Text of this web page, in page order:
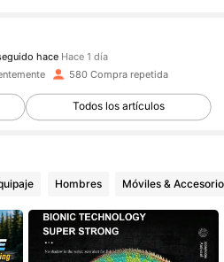
hace Hace 1 día
Seguidores
Seguidores
Seguidores
580 Compra repetida
Todos los artículos
Hombres Móviles &